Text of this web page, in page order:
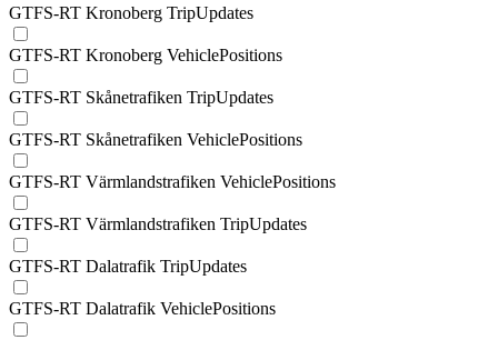
GTFS-RT Kronoberg TripUpdates
GTFS-RT Kronoberg VehiclePositions
GTFS-RT Skånetrafiken TripUpdates
GTFS-RT Skånetrafiken VehiclePositions
GTFS-RT Värmlandstrafiken VehiclePositions
GTFS-RT Värmlandstrafiken TripUpdates
GTFS-RT Dalatrafik TripUpdates
GTFS-RT Dalatrafik VehiclePositions